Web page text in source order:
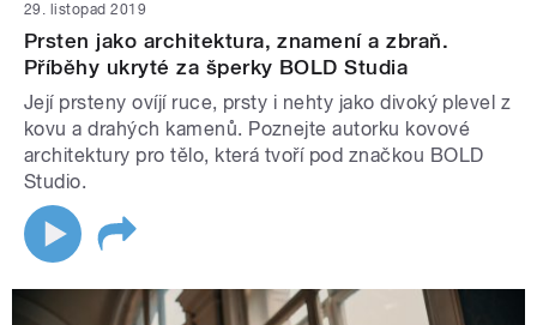
29. listopad 2019
Prsten jako architektura, znamení a zbraň.
Příběhy ukryté za šperky BOLD Studia
Její prsteny ovíjí ruce, prsty i nehty jako divoký plevel z
kovu a drahých kamenů. Poznejte autorku kovové
architektury pro tělo, která tvoří pod značkou BOLD
Studio.